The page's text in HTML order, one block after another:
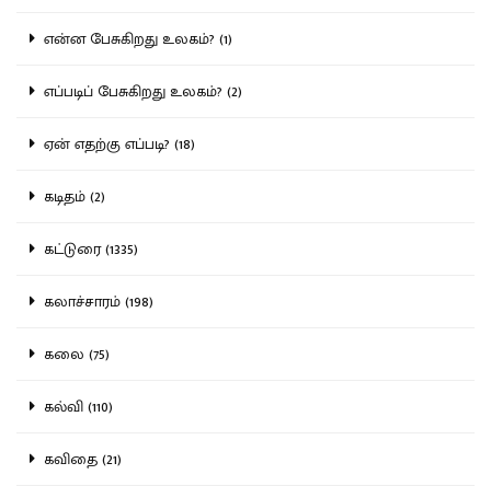
என்ன பேசுகிறது உலகம்? (1)
எப்படிப் பேசுகிறது உலகம்? (2)
ஏன் எதற்கு எப்படி? (18)
கடிதம் (2)
கட்டுரை (1335)
கலாச்சாரம் (198)
கலை (75)
கல்வி (110)
கவிதை (21)